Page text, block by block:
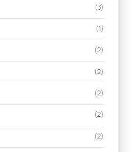
(3)
(1)
(2)
(2)
(2)
(2)
(2)